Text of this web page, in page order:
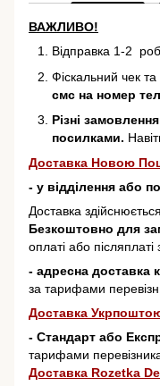
ВАЖЛИВО!
Відправка 1-2
Фіскальний чек
смс на номер
Різні
посилками.
Доставка Новою
- у відділення або
Доставка здійснюється
Безкоштовно для
оплаті або
- адресна доставка
за тарифами
Доставка
- Стандарт або
тарифами
Доставка Rozetka